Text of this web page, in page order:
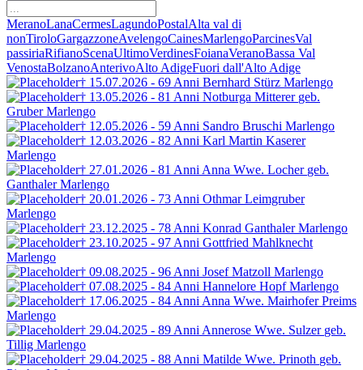
MeranoLanaCermesLagundoPostalAlta val di
nonTiroloGargazzoneAvelengoCainesMarlengoParcinesVal
passiriaRifianoScenaUltimoVerdinesFoianaVeranoBassa Val
VenostaBolzanoAnterivoAlto AdigeFuori dall'Alto Adige
† 15.07.2026 - 69 Anni Bernhard Stürz Marlengo
† 13.05.2026 - 81 Anni Notburga Mitterer geb.
GruberMarlengo
† 12.05.2026 - 59 Anni Sandro Bruschi Marlengo
† 12.03.2026 - 82 Anni Karl Martin Kaserer
Marlengo
† 27.01.2026 - 81 Anni Anna Wwe. Locher geb.
GanthalerMarlengo
† 20.01.2026 - 73 Anni Othmar Leimgruber
Marlengo
† 23.12.2025 - 78 Anni Konrad GanthalerMarlengo
† 23.10.2025 - 97 Anni Gottfried Mahlknecht
Marlengo
† 09.08.2025 - 96 Anni Josef Matzoll Marlengo
† 07.08.2025 - 84 Anni Hannelore HopfMarlengo
† 17.06.2025 - 84 Anni Anna Wwe. MairhoferPreims
Marlengo
† 29.04.2025 - 89 Anni Annerose Wwe. Sulzer geb.
Tillig Marlengo
† 29.04.2025 - 88 Anni Matilde Wwe. Prinoth geb.